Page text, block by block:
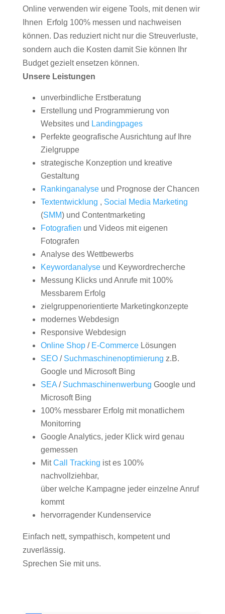
Online verwenden wir eigene Tools, mit denen wir
Ihnen Erfolg 100% messen und nachweisen
können. Das reduziert nicht nur die Streuverluste,
sondern auch die Kosten damit Sie können Ihr
Budget gezielt ensetzen können.
Unsere Leistungen
unverbindliche Erstberatung
Erstellung und Programmierung von
Websites und Landingpages
Perfekte geografische Ausrichtung auf Ihre
Zielgruppe
strategische Konzeption und kreative
Gestaltung
Rankinganalyseund Prognose der Chancen
Textentwicklung , Social Media Marketing
(SMM) und Contentmarketing
Fotografien und Videos mit eigenen
Fotografen
Analyse des Wettbewerbs
Keywordanalyseund Keywordrecherche
Messung Klicks und Anrufe mit 100%
Messbarem Erfolg
zielgruppenorientierte Marketingkonzepte
modernes Webdesign
Responsive Webdesign
Online Shop/ E-CommerceLösungen
SEO/ Suchmaschinenoptimierung z.B.
Google und Microsoft Bing
SEA/ Suchmaschinenwerbung Google und
Microsoft Bing
100% messbarer Erfolg mit monatlichem
Monitorring
Google Analytics, jeder Klick wird genau
gemessen
MitCall Tracking ist es 100%
nachvollziehbar,
über welche Kampagne jeder einzelne Anruf
kommt
hervorragender Kundenservice
Einfach nett, sympathisch, kompetent und
zuverlässig.
Sprechen Sie mit uns.